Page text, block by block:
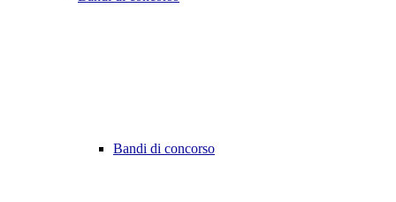
Bandi di concorso